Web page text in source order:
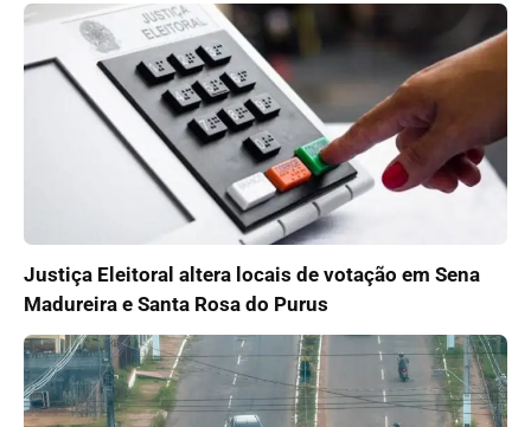
Justiça Eleitoral altera locais de votação em Sena
Madureira e Santa Rosa do Purus